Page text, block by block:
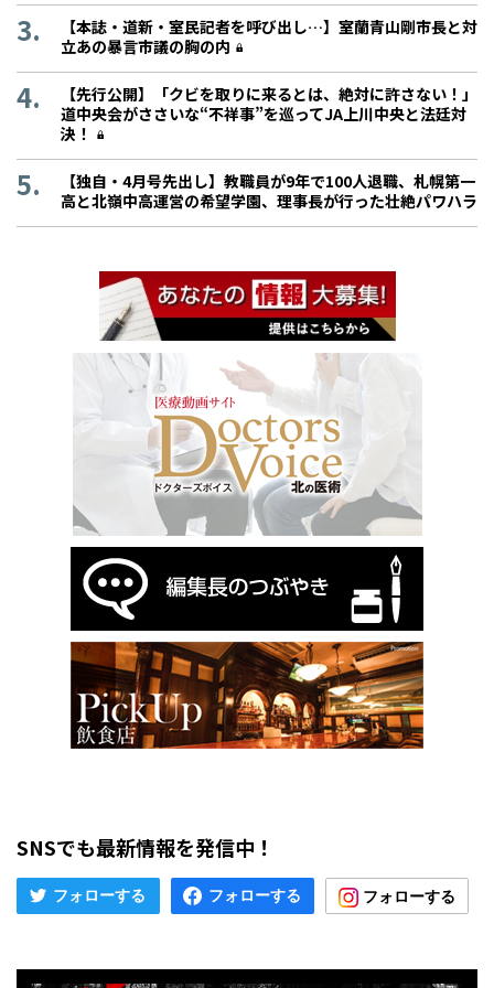
【本誌・道新・室民記者を呼び出し…】室蘭青山剛市長と対
立あの暴言市議の胸の内
【先行公開】「クビを取りに来るとは、絶対に許さない！」
道中央会がささいな“不祥事”を巡ってJA上川中央と法廷対
決！
【独自・4月号先出し】教職員が9年で100人退職、札幌第一
高と北嶺中高運営の希望学園、理事長が行った壮絶パワハラ
SNSでも最新情報を発信中！